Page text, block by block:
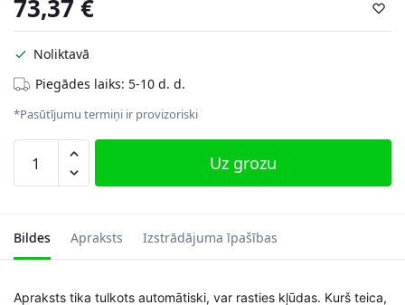
73,37 €
Noliktavā
Piegādes laiks: 5-10 d. d.
*Pasūtījumu termiņi ir provizoriski
balts
Uz grozu
Bildes Apraksts Izstrādājuma īpašības
Apraksts tika tulkots automātiski, var rasties kļūdas. Kurš teica,